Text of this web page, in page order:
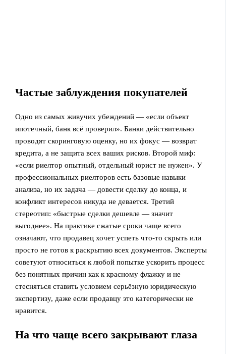
Частые заблуждения покупателей
Одно из самых живучих убеждений — «если объект
ипотечный, банк всё проверил». Банки действительно
проводят скоринговую оценку, но их фокус — возврат
кредита, а не защита всех ваших рисков. Второй миф:
«если риелтор опытный, отдельный юрист не нужен». У
профессиональных риелторов есть базовые навыки
анализа, но их задача — довести сделку до конца, и
конфликт интересов никуда не девается. Третий
стереотип: «быстрые сделки дешевле — значит
выгоднее». На практике сжатые сроки чаще всего
означают, что продавец хочет успеть что‑то скрыть или
просто не готов к раскрытию всех документов. Эксперты
советуют относиться к любой попытке ускорить процесс
без понятных причин как к красному флажку и не
стесняться ставить условием серьёзную юридическую
экспертизу, даже если продавцу это категорически не
нравится.
На что чаще всего закрывают глаза